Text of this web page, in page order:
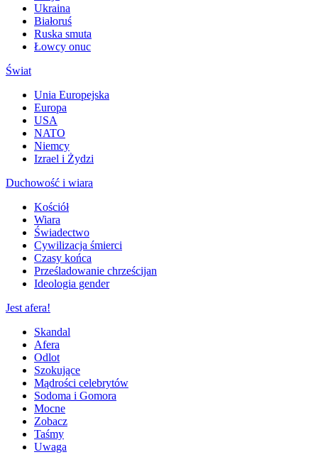
Ukraina
Białoruś
Ruska smuta
Łowcy onuc
Świat
Unia Europejska
Europa
USA
NATO
Niemcy
Izrael i Żydzi
Duchowość i wiara
Kościół
Wiara
Świadectwo
Cywilizacja śmierci
Czasy końca
Prześladowanie chrześcijan
Ideologia gender
Jest afera!
Skandal
Afera
Odlot
Szokujące
Mądrości celebrytów
Sodoma i Gomora
Mocne
Zobacz
Taśmy
Uwaga